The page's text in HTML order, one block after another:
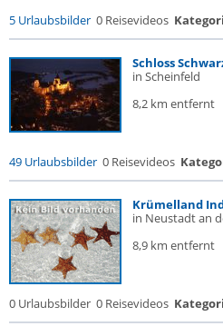
5 Urlaubsbilder 0 Reisevideos
Schloss
in Scheinfeld
8,2 km entfernt
49 Urlaubsbilder 0 Reisevideos
Krümelland
in Neustadt an
8,9 km entfernt
0 Urlaubsbilder 0 Reisevideos